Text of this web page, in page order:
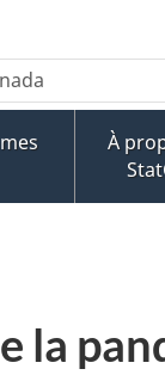
À
la